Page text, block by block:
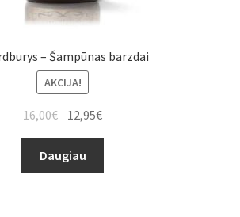
– Šampūnas barzdai
AKCIJA!
16,00€ 12,95€
Daugiau